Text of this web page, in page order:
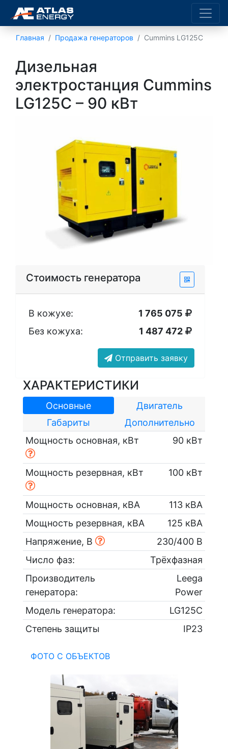
Главная Продажа генераторов Cummins LG125C
Дизельная
электростанция Cummins
LG125C – 90 кВт
Стоимость генератора
В кожухе:
1 765 075
Без кожуха:
1 487 472
Отправить заявку
ХАРАКТЕРИСТИКИ
Основные
Двигатель
Габариты
Дополнительно
Мощность основная, кВт
90 кВт
Мощность резервная, кВт 100 кВт
Мощность основная, кВА
113 кВА
Мощность резервная, кВА
125 кВА
Напряжение, В
230/400 В
Число фаз:
Трёхфазная
Производитель
генератора:
Leega
Power
Модель генератора:
LG125C
Степень защиты
IP23
ФОТО С ОБЪЕКТОВ